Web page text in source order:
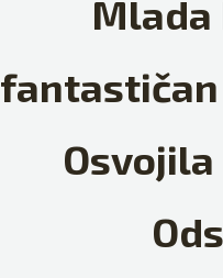
Mlada
fantastičan